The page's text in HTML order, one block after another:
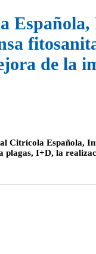
de la
Citrícola
I+D, la